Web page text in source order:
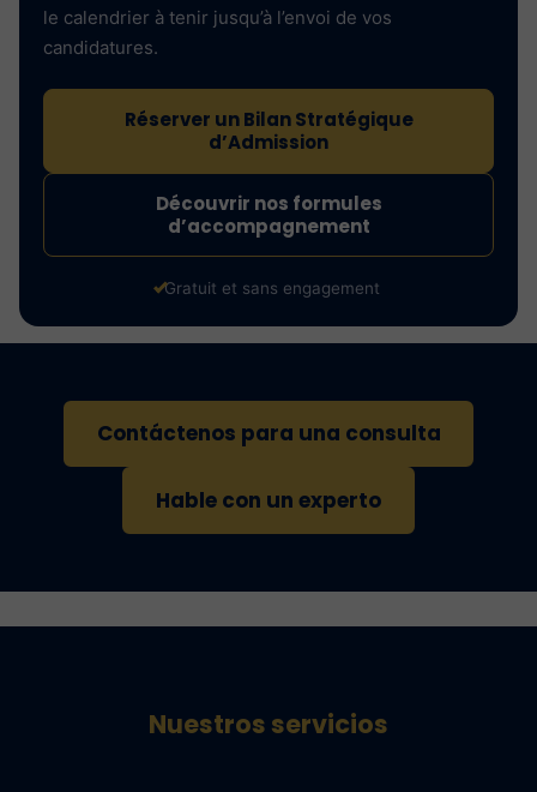
le calendrier à tenir jusqu’à l’envoi de vos
candidatures.
Réserver un Bilan Stratégique
d’Admission
Découvrir nos formules
d’accompagnement
Gratuit et sans engagement
Contáctenos para una consulta
Hable con un experto
Nuestros servicios